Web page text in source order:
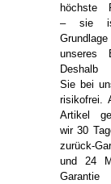
höchste
– sie
Grundlage
unseres
Deshalb
Sie bei
risikofrei.
Artikel
wir 30
zurück-
und 24